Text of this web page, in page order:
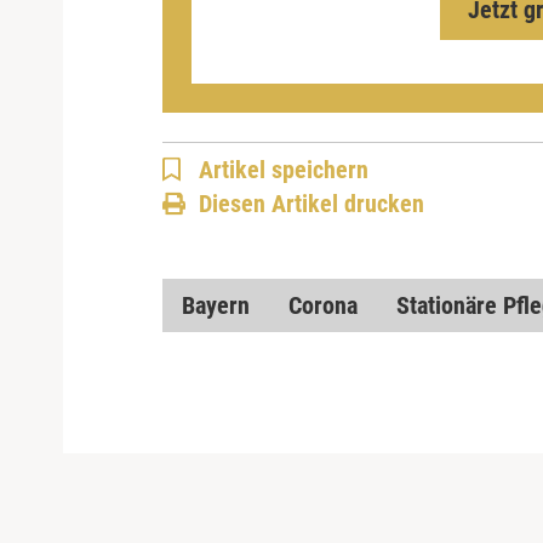
Jetzt
Artikel speichern
Diesen Artikel drucken
Bayern Corona Stationäre